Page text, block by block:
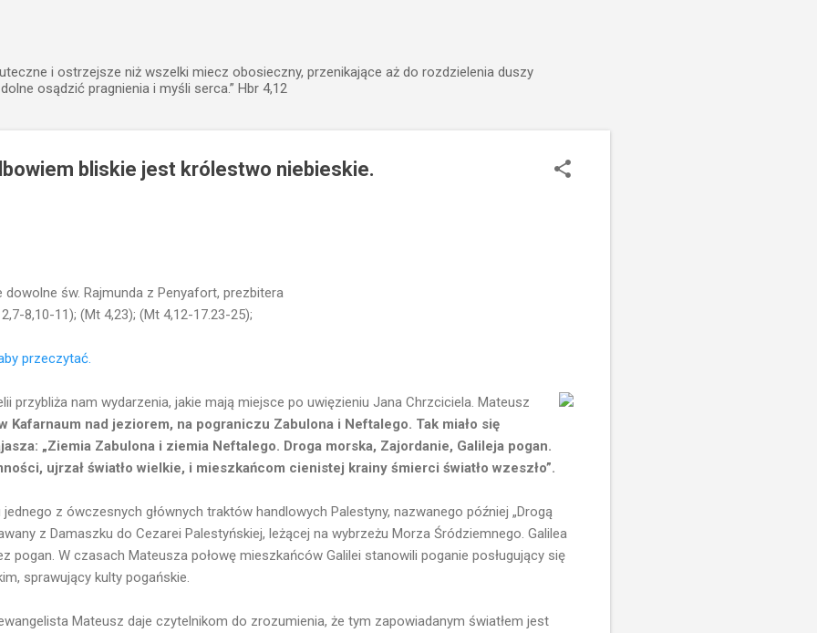
i ostrzejsze niż wszelki miecz obosieczny, przenikające aż do rozdzielenia duszy
osądzić pragnienia i myśli serca.” Hbr 4,12
bliskie jest królestwo niebieskie.
dowolne św. Rajmunda z Penyafort, prezbitera
8,10-11); (Mt 4,23); (Mt 4,12-17.23-25);
przeczytać.
przybliża nam wydarzenia, jakie mają miejsce po uwięzieniu Jana Chrzciciela. Mateusz
Kafarnaum nad jeziorem, na pograniczu Zabulona i Neftalego. Tak miało się
„Ziemia Zabulona i ziemia Neftalego. Droga morska, Zajordanie, Galileja pogan.
ujrzał światło wielkie, i mieszkańcom cienistej krainy śmierci światło wzeszło”.
z ówczesnych głównych traktów handlowych Palestyny, nazwanego później „Drogą
z Damaszku do Cezarei Palestyńskiej, leżącej na wybrzeżu Morza Śródziemnego. Galilea
pogan. W czasach Mateusza połowę mieszkańców Galilei stanowili poganie posługujący się
sprawujący kulty pogańskie.
Mateusz daje czytelnikom do zrozumienia, że tym zapowiadanym światłem jest